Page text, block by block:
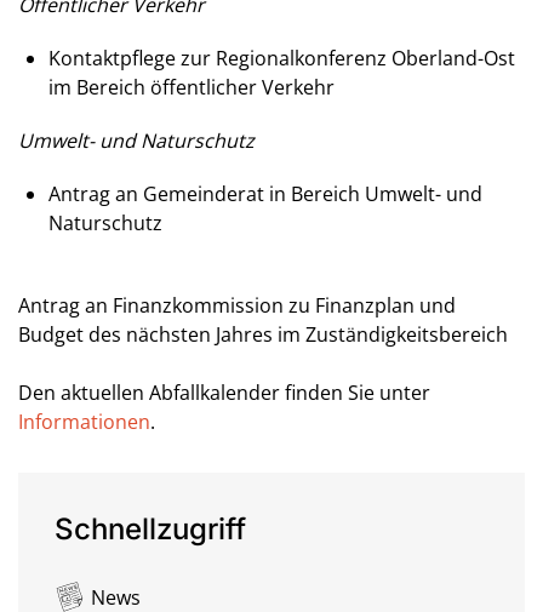
Kontaktpflege zur Regionalkonferenz Oberland-Ost
im Bereich öffentlicher Verkehr
Umwelt- und Naturschutz
Antrag an Gemeinderat in Bereich Umwelt- und
Naturschutz
Antrag an Finanzkommission zu Finanzplan und
Budget des nächsten Jahres im Zuständigkeitsbereich
Den aktuellen Abfallkalender finden Sie unter
Informationen.
Schnellzugriff
News